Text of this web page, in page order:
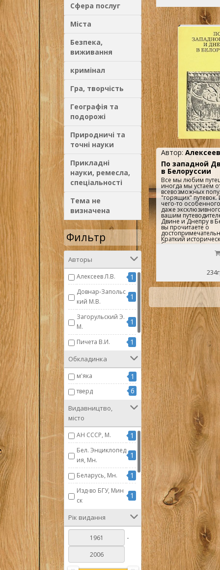
Сфера послуг
Міста
Безпека,
виживання
кримінал
Гра, творчість
Географія та
подорожі
Природничі та
точні науки
Прикладні
науки, ремесла,
спеціальності
Тема не
визначена
Фильтр
Авторы
Алексеев Л.В. 1
Довнар-Запольс
кий М.В.
1
Загорульский Э.
М.
1
Пичета В.И. 1
Турчинович И. 1
Обкладинка
м'яка 1
тверд 6
Видавництво,
місто
АН СССР, М. 1
Бел. Энциклопед
ия, Мн.
1
Беларусь, Мн. 1
Изд-во БГУ, Мин
ск
1
Искусство, М. 1
Наука и техника,
Наука, М.
Рік видання
-
Автор:
По западной
в Белоруссии
Все мы любим
иногда мы устаем
всевозможных
"горящих" путевок.
чего-то
даже
вашим
Двине и Днепру в
вы прочитаете о
Краткий
большое
главное,
положил в карман